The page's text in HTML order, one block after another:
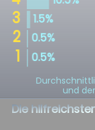
und
Die